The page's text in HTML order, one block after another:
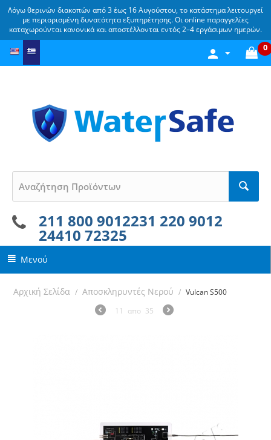
Λόγω θερινών διακοπών από 3 έως 16 Αυγούστου, το κατάστημα λειτουργεί
με περιορισμένη δυνατότητα εξυπηρέτησης. Οι online παραγγελίες
καταχωρούνται κανονικά και αποστέλλονται εντός 2–4 εργάσιμων ημερών.
0
211 800 9012231 220 9012
24410 72325
Μενού
Αρχική Σελίδα / Αποσκληρυντές Νερού / Vulcan S500
11
απο 35